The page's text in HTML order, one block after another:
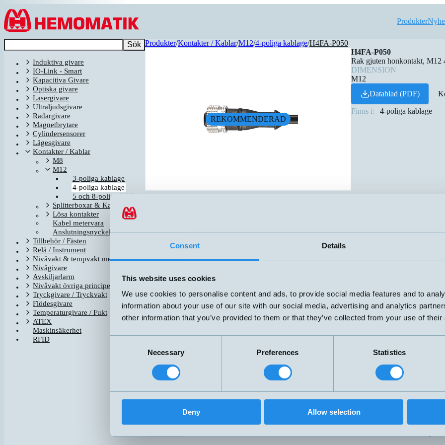
Consent Details
This website uses cookies
We use cookies to personalise content and ads, to provide social media features and to
information about your use of our site with our social media, advertising and analytics
other information that you’ve provided to them or that they’ve collected from your use of
Necessary Preferences Statistics
Deny Allow selection
Hoppa till innehållet
Produkter
Sök
Induktiva givare
IO-Link - Smart
Kapacitiva Givare
Optiska givare
Lasergivare
Ultraljudsgivare
Radargivare
Magnetbrytare
Cylindersensorer
Lägesgivare
Kontakter / Kablar
M8
M12
3-poliga kablage
4-poliga kablage
5 och 8-poliga kablage
Splitterboxar & Kablage
Lösa kontakter
Kabel metervara
Anslutningsnyckel
Tillbehör / Fästen
Relä / Instrument
Nivåvakt & tempvakt med flottör
Nivågivare
Avskiljarlarm
Nivåvakt övriga principer
Tryckgivare / Tryckvakt
Flödesgivare
Temperaturgivare / Fukt
ATEX
Maskinsäkerhet
RFID
Produkter/Kontakter / Kablar/M12/4-poliga kablage/H4FA-P050
REKOMMENDERAD
H4FA-P050
Rak gjuten honkontakt, M12
DIMENSION
M12
Datablad (PDF)
Finns i: 4-poliga kablage
CD12F/0B-050C4
CD12M/0B-050A1
M12 H4 – M12, 4-pol
CD12M/0B-050C1
CD12M/0B-100A1
CD12M/0B-100C1
M12 H4 – M12, 4-pol
CD12M/LB-050C5
M12 H4 – M12, 4-pol
CD12M/VB-050C1
M12 H – M12, 3-pol
CD12M/VB-100C1
M12 H4 – M12, 4-pol
H4FA-P100-K